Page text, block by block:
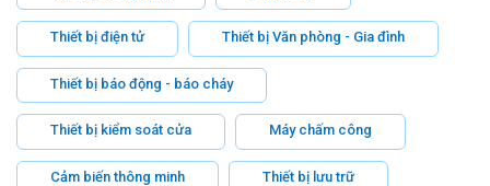
Thiết bị điện tử Thiết bị Văn phòng - Gia đình
Thiết bị báo động - báo cháy
Thiết bị kiểm soát cửa Máy chấm công
Cảm biến thông minh Thiết bị lưu trữ